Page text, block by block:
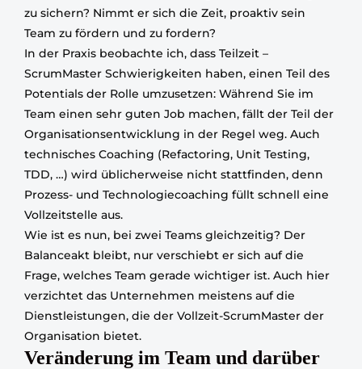
zu sichern? Nimmt er sich die Zeit, proaktiv sein
Team zu fördern und zu fordern?
In der Praxis beobachte ich, dass Teilzeit –
ScrumMaster Schwierigkeiten haben, einen Teil des
Potentials der Rolle umzusetzen: Während Sie im
Team einen sehr guten Job machen, fällt der Teil der
Organisationsentwicklung in der Regel weg. Auch
technisches Coaching (Refactoring, Unit Testing,
TDD, …) wird üblicherweise nicht stattfinden, denn
Prozess- und Technologiecoaching füllt schnell eine
Vollzeitstelle aus.
Wie ist es nun, bei zwei Teams gleichzeitig? Der
Balanceakt bleibt, nur verschiebt er sich auf die
Frage, welches Team gerade wichtiger ist. Auch hier
verzichtet das Unternehmen meistens auf die
Dienstleistungen, die der Vollzeit-ScrumMaster der
Organisation bietet.
Veränderung im Team und darüber